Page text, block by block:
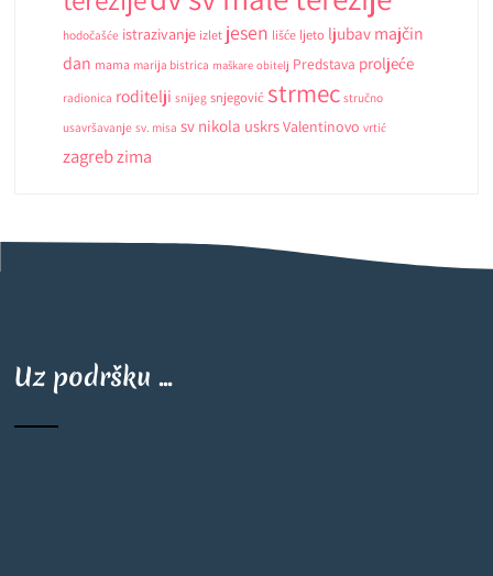
hodočašće istrazivanje izlet jesen lišće ljeto ljubav majčin
dan mama marija bistrica maškare obitelj Predstava proljeće
radionica roditelji snijeg snjegović strmec stručno
usavršavanje sv. misa sv nikola uskrsValentinovo vrtić
zagrebzima
Uz podršku ...